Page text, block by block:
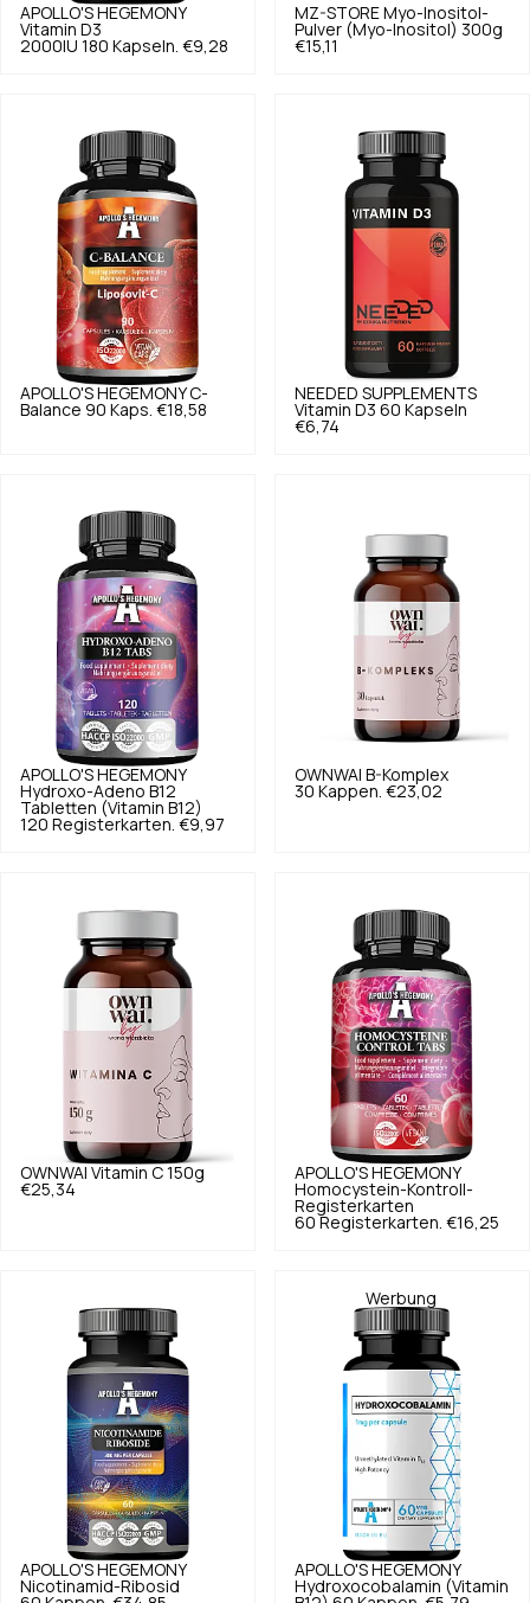
APOLLO'S HEGEMONY
Vitamin D3
2000IU 180 Kapseln. €9,28
MZ-STORE Myo-Inositol-
Pulver (Myo-Inositol) 300g
€15,11
APOLLO'S HEGEMONY C-
Balance 90 Kaps. €18,58
NEEDED SUPPLEMENTS
Vitamin D3 60 Kapseln
€6,74
APOLLO'S HEGEMONY
Hydroxo-Adeno B12
Tabletten (Vitamin B12)
120 Registerkarten. €9,97
OWNWAI
B-Komplex
30 Kappen. €23,02
OWNWAI Vitamin C 150g
€25,34
APOLLO'S HEGEMONY
Homocystein-Kontroll-
Registerkarten
60 Registerkarten. €16,25
APOLLO'S HEGEMONY
Nicotinamid-Ribosid
Werbung
APOLLO'S HEGEMONY
Hydroxocobalamin (Vitamin